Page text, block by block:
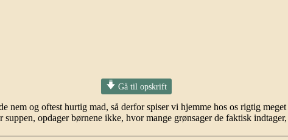
Gå til opskrift
nem og oftest hurtig mad, så derfor spiser vi hjemme hos os rigtig
opdager børnene ikke, hvor mange grønsager de faktisk